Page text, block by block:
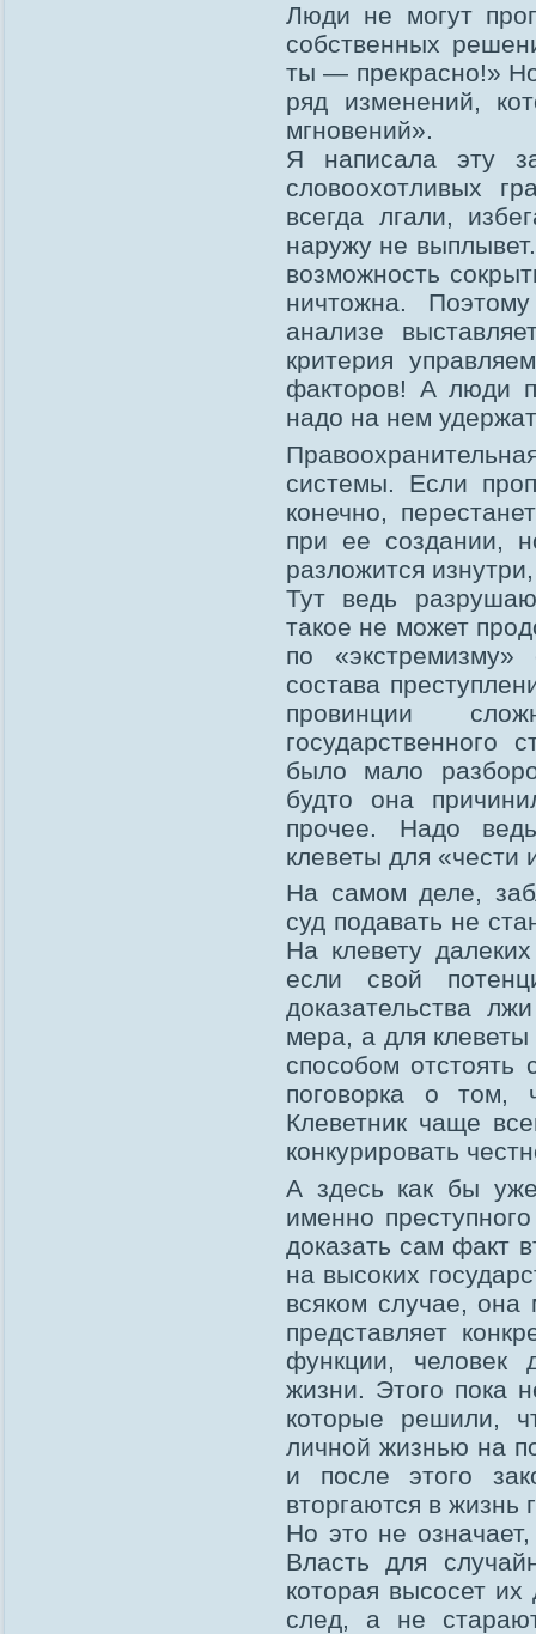
Люди не могут
собственных
ты — прекрасно!»
ряд изменений,
мгновений».
Я написала эту
словоохотливых
всегда лгали,
наружу не
возможность
ничтожна.
анализе
критерия
факторов! А люди
надо на нем
системы. Если
конечно,
при ее создании,
разложится
Тут ведь
такое не может
по
состава
провинции
было мало
будто она
прочее. Надо
клеветы для «чести
На самом деле,
суд подавать не
На клевету
если свой
доказательства
мера, а для
способом
поговорка о том,
Клеветник чаще
конкурировать
А здесь как бы уже
именно
доказать сам факт
на высоких
всяком случае, она
представляет
функции, человек
жизни. Этого пока
которые решили,
личной жизнью на
и после этого
вторгаются в жизнь
Но это не
Власть для
которая высосет
след, а не